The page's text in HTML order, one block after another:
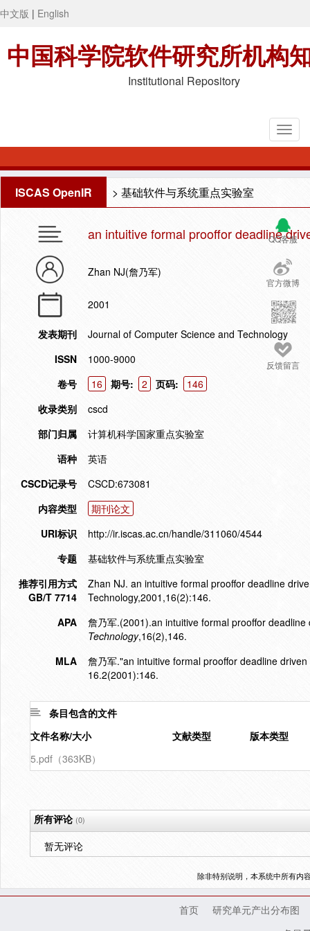
中文版 | English
中国科学院软件研究所机构
Institutional Repository
ISCAS OpenIR > 基础软件与系统重点实验室
QQ客服
官方微博
反馈留言
an intuitive formal prooffor deadline
Zhan NJ(詹乃军)
2001
发表期刊
Journal of Computer Science and Technology
ISSN
1000-9000
卷号
16 期号: 2 页码:
146
收录类别
cscd
部门归属
计算机科学国家重点实验室
语种
英语
CSCD记录号
CSCD:673081
内容类型
期刊论文
URI标识
http://ir.iscas.ac.cn/handle/311060/4544
专题
基础软件与系统重点实验室
推荐引用方式
GB/T 7714
Zhan NJ. an intuitive formal prooffor deadline
Technology,2001,16(2):146.
APA
詹乃军.(2001).an intuitive formal prooffor deadline
Technology,16(2),146.
MLA
詹乃军."an intuitive formal prooffor deadline
16.2(2001):146.
条目包含的文件
文件名称/大小
文献类型
版本类型
5.pdf（363KB）
所有评论(0)
暂无评论
除非特别说明，本系统中所有内
首页
研究单元产出分布图